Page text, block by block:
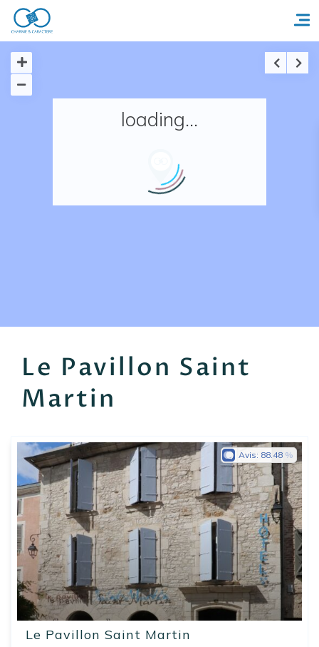
Accueil
Nos adresses en France
loading...
Le Pavillon Saint
Martin
Le Pavillon Saint Martin
Avis: 88.48